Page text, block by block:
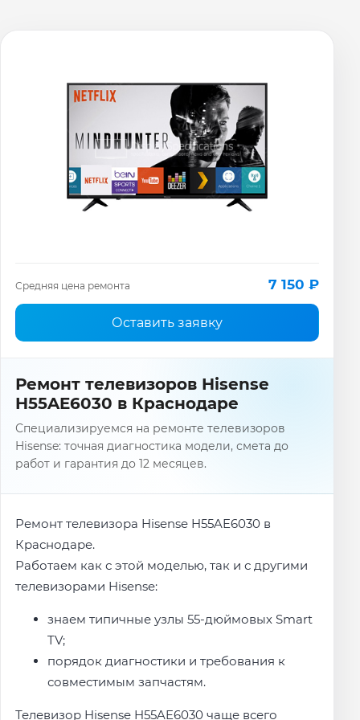
Средняя цена ремонта 7 150 ₽
Оставить заявку
Ремонт телевизоров Hisense
H55AE6030 в Краснодаре
Специализируемся на ремонте телевизоров
Hisense: точная диагностика модели, смета до
работ и гарантия до 12 месяцев.
Ремонт телевизора Hisense H55AE6030 в
Краснодаре.
Работаем как с этой моделью, так и с другими
телевизорами Hisense:
знаем типичные узлы 55-дюймовых Smart
TV;
порядок диагностики и требования к
совместимым запчастям.
Телевизор Hisense H55AE6030 чаще всего